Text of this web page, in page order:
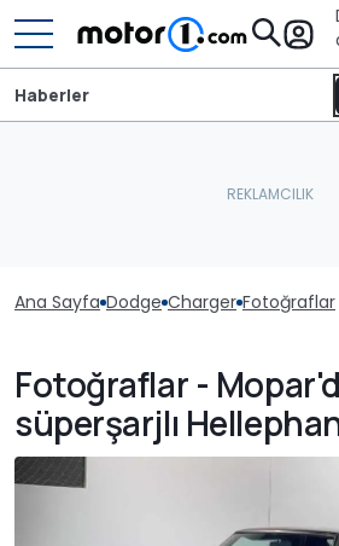
Haberler
Ana Sayfa Dodge Charger Fotoğraflar
Fotoğraflar -
süperşarjlı